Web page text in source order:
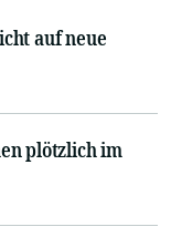
auf neue
plötzlich im